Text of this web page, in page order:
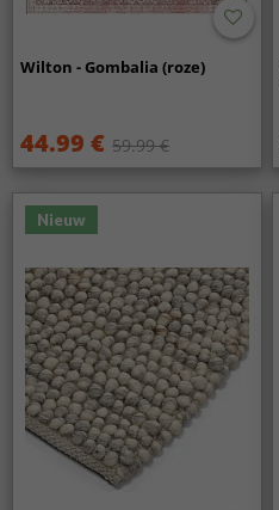
Wilton - Gombalia (roze)
44.99 € 59.99 €
Nieuw